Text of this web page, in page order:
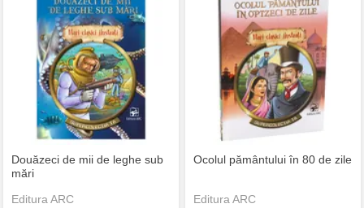
Douăzeci de mii de leghe sub
mări
Editura ARC
Ocolul pământului în 80 de zile
Editura ARC